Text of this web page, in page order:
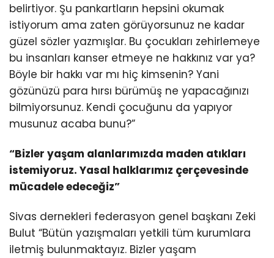
belirtiyor. Şu pankartların hepsini okumak
istiyorum ama zaten görüyorsunuz ne kadar
güzel sözler yazmışlar. Bu çocukları zehirlemeye
bu insanları kanser etmeye ne hakkınız var ya?
Böyle bir hakkı var mı hiç kimsenin? Yani
gözünüzü para hırsı bürümüş ne yapacağınızı
bilmiyorsunuz. Kendi çocuğunu da yapıyor
musunuz acaba bunu?”
“Bizler yaşam alanlarımızda maden atıkları
istemiyoruz. Yasal halklarımız çerçevesinde
mücadele edeceğiz”
Sivas dernekleri federasyon genel başkanı Zeki
Bulut “Bütün yazışmaları yetkili tüm kurumlara
iletmiş bulunmaktayız. Bizler yaşam